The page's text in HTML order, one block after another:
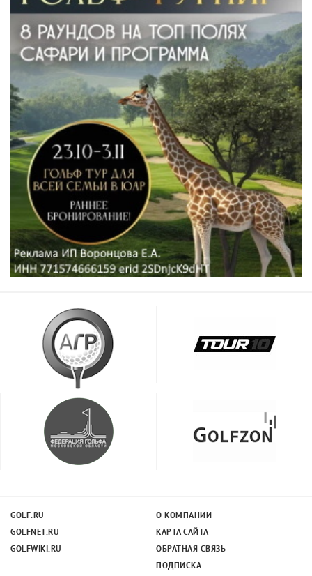
GOLF.RU
GOLFNET.RU
GOLFWIKI.RU
О КОМПАНИИ
КАРТА САЙТА
ОБРАТНАЯ СВЯЗЬ
ПОДПИСКА